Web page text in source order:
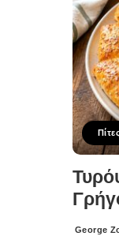
George